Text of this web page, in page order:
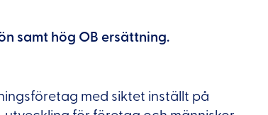
samt hög OB ersättning.
med siktet inställt på